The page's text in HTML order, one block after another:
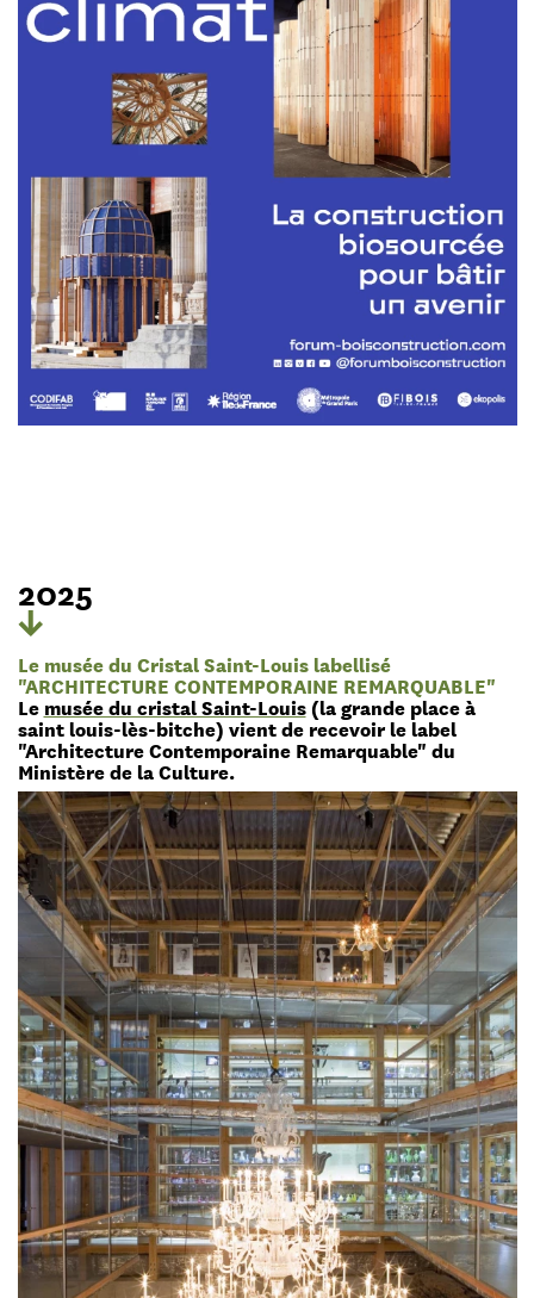
2025
Le musée du Cristal Saint-Louis labellisé
"ARCHITECTURE CONTEMPORAINE REMARQUABLE"
Le musée du cristal Saint-Louis(la grande place à
saint louis-lès-bitche) vient de recevoir le label
"Architecture Contemporaine Remarquable" du
Ministère de la Culture.